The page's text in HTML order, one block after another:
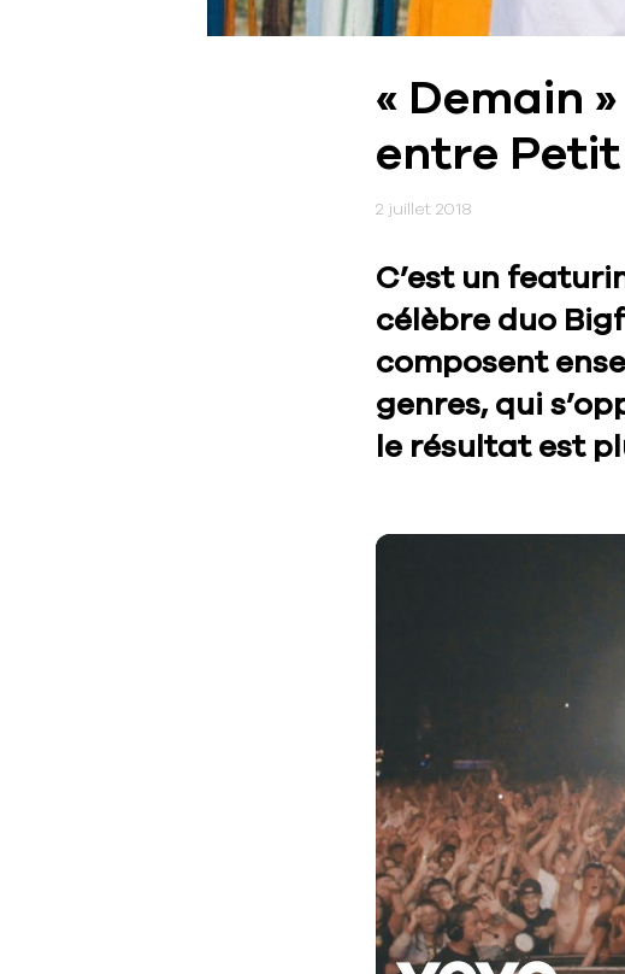
« Demain
entre Petit
2 juillet 2018
C’est un
célèbre duo
composent
genres, qui
le résultat est